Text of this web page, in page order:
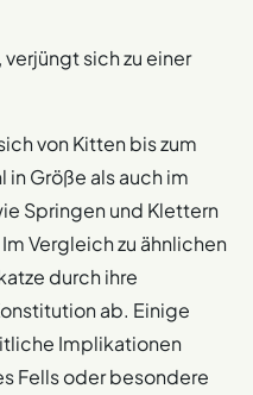
sich zu einer
von Kitten bis zum
in Größe als auch im
Springen und Klettern
Vergleich zu ähnlichen
durch ihre
ab. Einige
Implikationen
Fells oder besondere